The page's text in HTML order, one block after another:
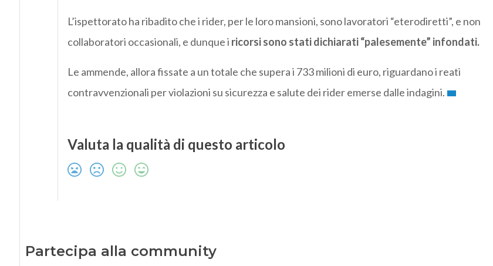
L’ispettorato ha ribadito che i rider, per le loro mansioni, sono lavoratori “eterodiretti”, e non
collaboratori occasionali, e dunque i ricorsi sono stati dichiarati “palesemente” infondati.
Le ammende, allora fissate a un totale che supera i 733 milioni di euro, riguardano i reati
contravvenzionali per violazioni su sicurezza e salute dei rider emerse dalle indagini.
Valuta la qualità di questo articolo
Partecipa alla community